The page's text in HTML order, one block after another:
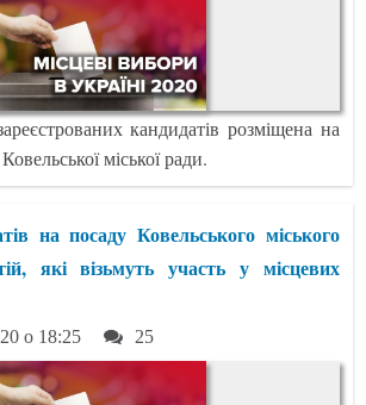
кандидатів розміщена на
міської ради.
на посаду Ковельського міського
які візьмуть участь у місцевих
о 18:25 25